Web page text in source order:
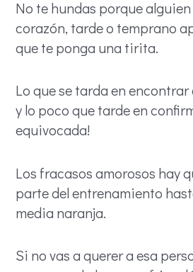
No te hundas porque
corazón, tarde o temprano
que te ponga una tirita.
Lo que se tarda en
y lo poco que tarde en
equivocada!
Los fracasos amorosos hay
parte del entrenamiento
media naranja.
Si no vas a querer a esa